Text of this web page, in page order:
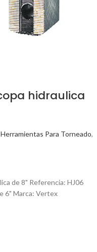
hidraulica
Para Torneado,
de 8" Referencia: HJ06
6" Marca: Vertex